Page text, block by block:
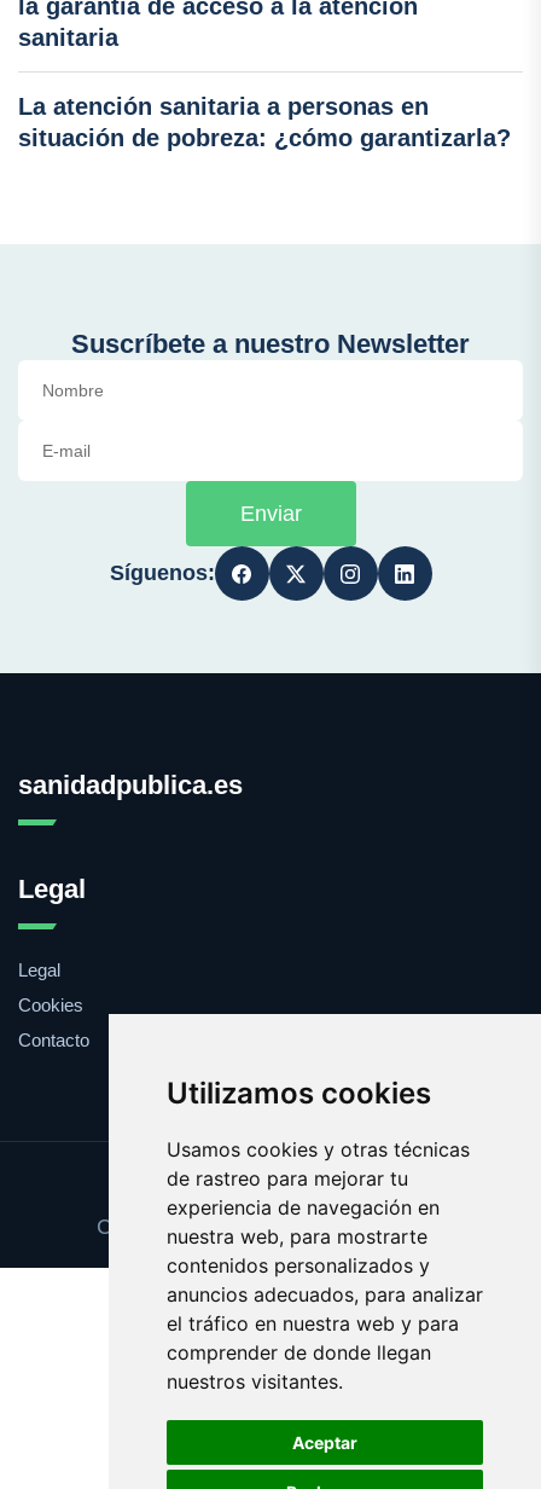
Utilizamos cookies
Usamos cookies y otras técnicas
de rastreo para mejorar tu
experiencia de navegación en
nuestra web, para mostrarte
contenidos personalizados y
anuncios adecuados, para analizar
el tráfico en nuestra web y para
comprender de donde llegan
nuestros visitantes.
Aceptar
la garantía de acceso a la atención
sanitaria
La atención sanitaria a personas en
situación de pobreza: ¿cómo garantizarla?
Suscríbete a nuestro Newsletter
Enviar
Síguenos:
sanidadpublica.es
Legal
Legal
Cookies
Contacto
Update cookies preferences
Copyright © 2025 sanidadpublica.es